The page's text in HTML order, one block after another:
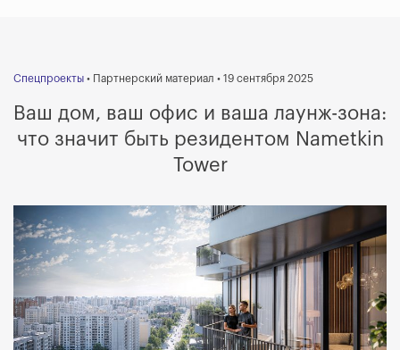
Спецпроекты • Партнерский материал • 19 сентября 2025
Ваш дом, ваш офис и ваша лаунж-зона:
что значит быть ре­зиде­н­том Nametkin
Tower